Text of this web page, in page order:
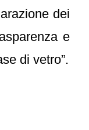
dei
e
di vetro”.